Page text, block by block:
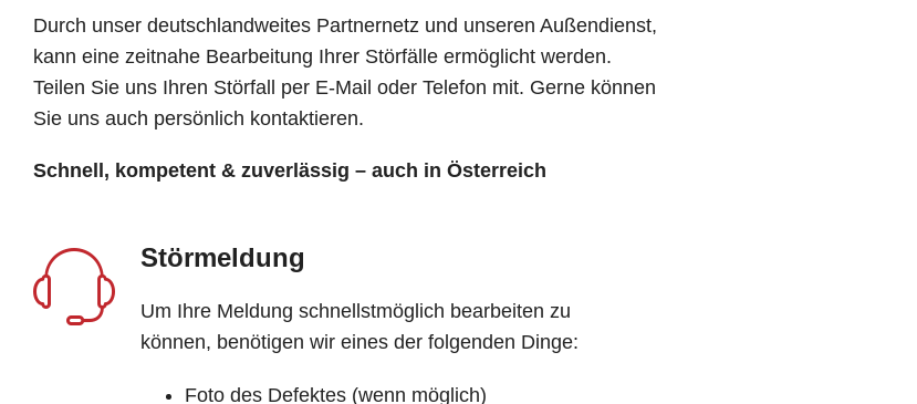
Durch unser deutschlandweites Partnernetz und unseren Außendienst,
kann eine zeitnahe Bearbeitung Ihrer Störfälle ermöglicht werden.
Teilen Sie uns Ihren Störfall per E-Mail oder Telefon mit. Gerne können
Sie uns auch persönlich kontaktieren.
Schnell, kompetent & zuverlässig – auch in Österreich
Störmeldung
Um Ihre Meldung schnellstmöglich bearbeiten zu
können, benötigen wir eines der folgenden Dinge:
Foto des Defektes (wenn möglich)